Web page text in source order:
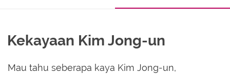
Kekayaan Kim Jong-un
Mau tahu seberapa kaya Kim Jong-un,